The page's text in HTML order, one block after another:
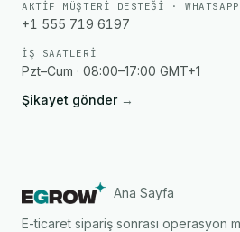
AKTIF MÜŞTERI DESTEĞI · WHATSAPP
+1 555 719 6197
İŞ SAATLERI
Pzt–Cum · 08:00–17:00 GMT+1
Şikayet gönder →
Ana Sayfa
E-ticaret sipariş sonrası operasyon